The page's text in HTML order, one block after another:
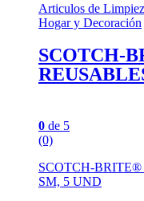
Articulos de
Hogar y Decoración
SCOTCH-
0 de 5
(0)
SCOTCH-
SM, 5 UND